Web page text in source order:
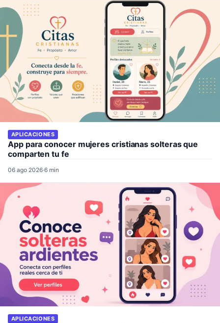
APLICACIONES
App para conocer mujeres cristianas solteras que
comparten tu fe
06 ago 2026·6 min
APLICACIONES